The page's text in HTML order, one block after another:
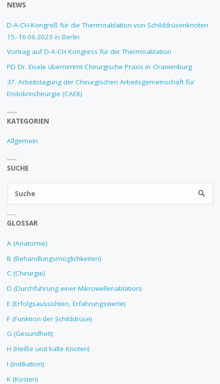
NEWS
D-A-CH-Kongreß für die Thermoablation von Schilddrüsenknoten
15.-16.06.2023 in Berlin
Vortrag auf D-A-CH Kongress für die Thermoablation
PD Dr. Eisele übernimmt Chirurgische Praxis in Oranienburg
37. Arbeitstagung der Chirurgischen Arbeitsgemeinschaft für
Endokrinchirurgie (CAEK)
KATEGORIEN
Allgemein
SUCHE
GLOSSAR
A (Anatomie)
B (Behandlungsmöglichkeiten)
C (Chirurgie)
D (Durchführung einer Mikrowellenablation)
E (Erfolgsaussichten, Erfahrungswerte)
F (Funktion der Schilddrüse)
G (Gesundheit)
H (Heiße und kalte Knoten)
I (Indikation)
K (Kosten)